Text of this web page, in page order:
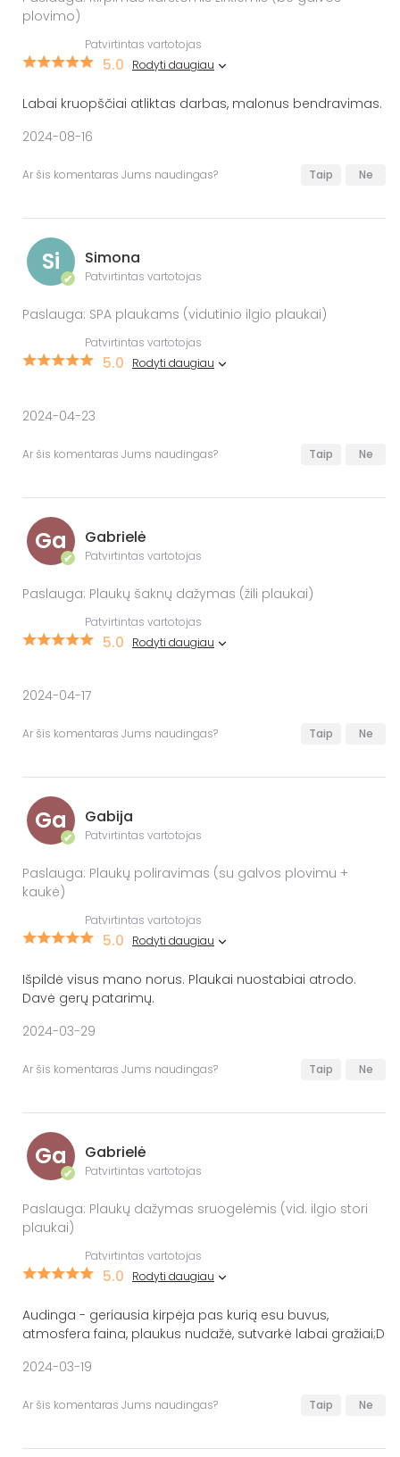
plovimo)
Patvirtintas vartotojas
5.0 Rodyti daugiau
Labai kruopščiai atliktas darbas, malonus bendravimas.
2024-08-16
Ar šis komentaras Jums naudingas? Taip Ne
Si
✔
Simona
Patvirtintas vartotojas
Paslauga: SPA plaukams (vidutinio ilgio plaukai)
Patvirtintas vartotojas
5.0 Rodyti daugiau
2024-04-23
Ar šis komentaras Jums naudingas? Taip Ne
Ga
✔
Gabrielė
Patvirtintas vartotojas
Paslauga: Plaukų šaknų dažymas (žili plaukai)
Patvirtintas vartotojas
5.0 Rodyti daugiau
2024-04-17
Ar šis komentaras Jums naudingas? Taip Ne
Ga
✔
Gabija
Patvirtintas vartotojas
Paslauga: Plaukų poliravimas (su galvos plovimu +
kaukė)
Patvirtintas vartotojas
5.0 Rodyti daugiau
Išpildė visus mano norus. Plaukai nuostabiai atrodo.
Davė gerų patarimų.
2024-03-29
Ar šis komentaras Jums naudingas? Taip Ne
Ga
✔
Gabrielė
Patvirtintas vartotojas
Paslauga: Plaukų dažymas sruogelėmis (vid. ilgio stori
plaukai)
Patvirtintas vartotojas
5.0 Rodyti daugiau
Audinga - geriausia kirpėja pas kurią esu buvus,
atmosfera faina, plaukus nudažė, sutvarkė labai gražiai;D
2024-03-19
Ar šis komentaras Jums naudingas? Taip Ne